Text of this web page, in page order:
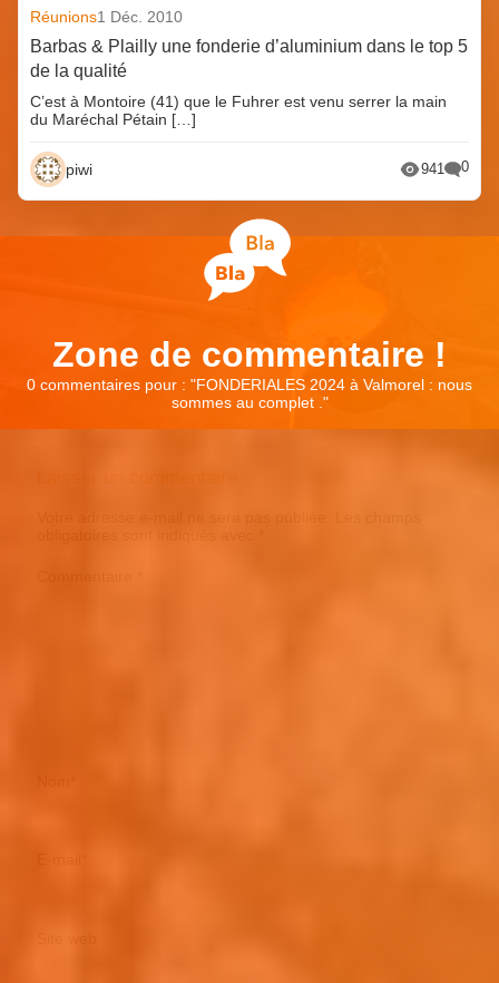
Réunions1 Déc. 2010
Barbas & Plailly une fonderie d’aluminium dans le top 5
de la qualité
C’est à Montoire (41) que le Fuhrer est venu serrer la main
du Maréchal Pétain […]
piwi 941 0
Zone de commentaire !
0 commentaires pour : "FONDERIALES 2024 à Valmorel : nous
sommes au complet . "